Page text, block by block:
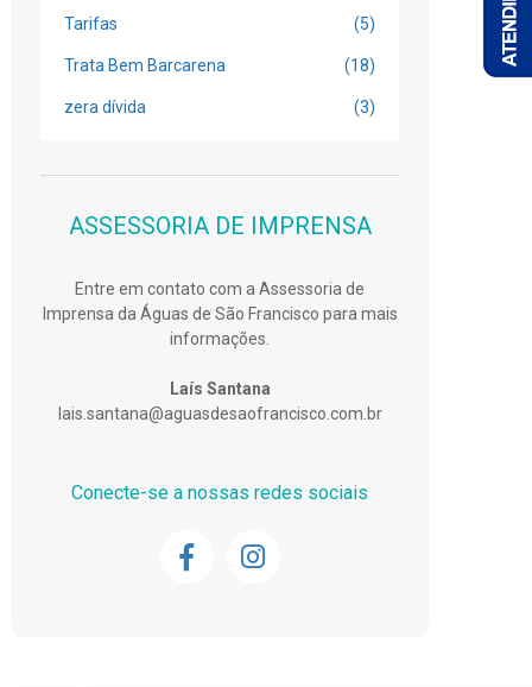
Tarifas (5)
Trata Bem Barcarena (18)
zera dívida (3)
ASSESSORIA DE IMPRENSA
Entre em contato com a Assessoria de
Imprensa da Águas de São Francisco para mais
informações.
Laís Santana
lais.santana@aguasdesaofrancisco.com.br
Conecte-se a nossas redes sociais